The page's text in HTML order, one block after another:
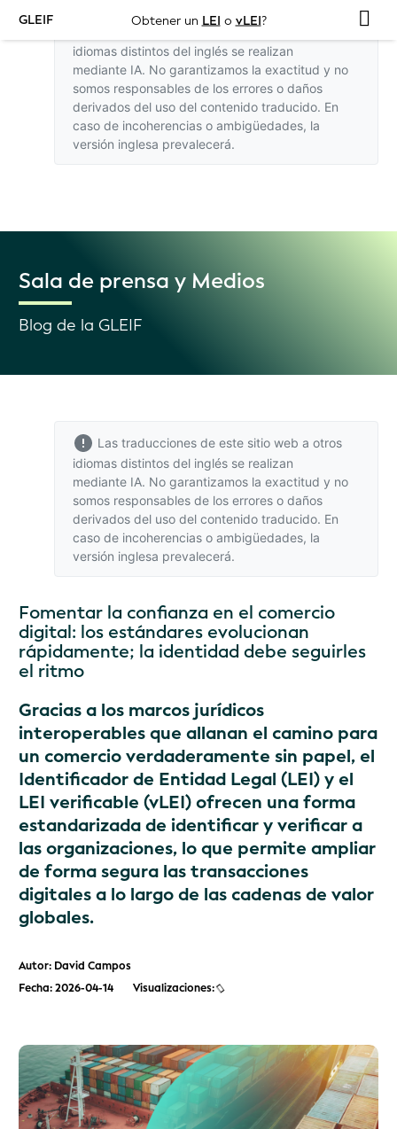
GLEIF Obtener un LEI o vLEI?
Las traducciones de este sitio web a otros
idiomas distintos del inglés se realizan
mediante IA. No garantizamos la exactitud y no
somos responsables de los errores o daños
derivados del uso del contenido traducido. En
caso de incoherencias o ambigüedades, la
versión inglesa prevalecerá.
Sala de prensa y Medios
Blog de la GLEIF
Las traducciones de este sitio web a otros
idiomas distintos del inglés se realizan
mediante IA. No garantizamos la exactitud y no
somos responsables de los errores o daños
derivados del uso del contenido traducido. En
caso de incoherencias o ambigüedades, la
versión inglesa prevalecerá.
Fomentar la confianza en el comercio
digital: los estándares evolucionan
rápidamente; la identidad debe seguirles
el ritmo
Gracias a los marcos jurídicos
interoperables que allanan el camino para
un comercio verdaderamente sin papel, el
Identificador de Entidad Legal (LEI) y el
LEI verificable (vLEI) ofrecen una forma
estandarizada de identificar y verificar a
las organizaciones, lo que permite ampliar
de forma segura las transacciones
digitales a lo largo de las cadenas de valor
globales.
Autor: David Campos
Fecha: 2026-04-14
Visualizaciones: